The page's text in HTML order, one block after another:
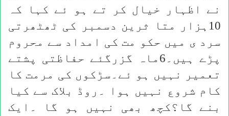
نے اظہار خیال کر تے ہو ئے کہا کہ
10ہزار متا ثرین دسمبر کی ٹھٹھرتی
سرد ی میں حکو مت کی امداد سے محروم
پڑے ہیں۔6ماہ گزرگئے حفاظتی پشتے
تعمیر نہیں ہو ئے۔سڑکوں کی مرمت کا
کام شروع نہیں ہوا ۔روڈ بلاک سے کیا
بنے گا؟کچھ بھی نہیں ہو گا ۔ایک